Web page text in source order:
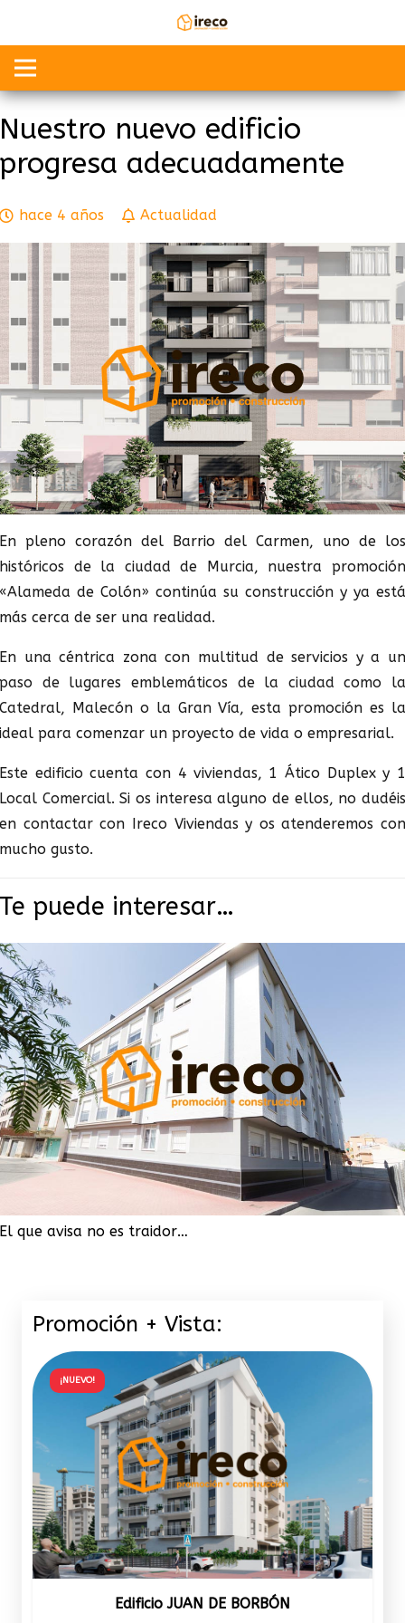
Nuestro nuevo edificio
progresa adecuadamente
hace 4 años Actualidad
En pleno corazón del Barrio del Carmen, uno de los
históricos de la ciudad de Murcia, nuestra promoción
«Alameda de Colón» continúa su construcción y ya está
más cerca de ser una realidad.
En una céntrica zona con multitud de servicios y a un
paso de lugares emblemáticos de la ciudad como la
Catedral, Malecón o la Gran Vía, esta promoción es la
ideal para comenzar un proyecto de vida o empresarial.
Este edificio cuenta con 4 viviendas, 1 Ático Duplex y 1
Local Comercial. Si os interesa alguno de ellos, no dudéis
en contactar con Ireco Viviendas y os atenderemos con
mucho gusto.
Te puede interesar…
El que avisa no es traidor…
Promoción + Vista:
¡NUEVO!
Edificio JUAN DE BORBÓN